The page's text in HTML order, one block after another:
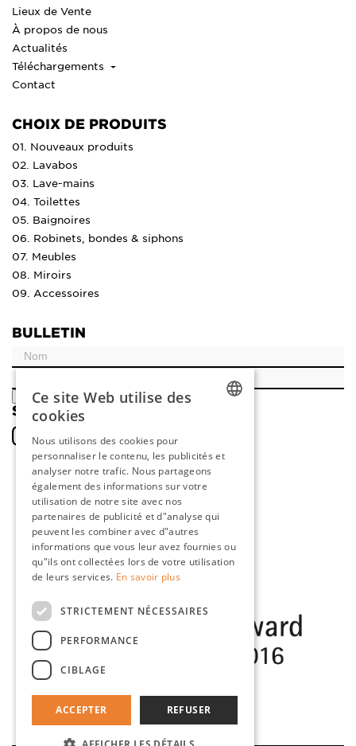
Lieux de Vente
À propos de nous
Actualités
Téléchargements
Contact
CHOIX DE PRODUITS
01. Nouveaux produits
02. Lavabos
03. Lave-mains
04. Toilettes
05. Baignoires
06. Robinets, bondes & siphons
07. Meubles
08. Miroirs
09. Accessoires
BULLETIN
ENREGISTRER
SOCIAL
ENGLISH
FRENCH
GERMAN
Ce site Web utilise des
cookies
Nous utilisons des cookies pour
personnaliser le contenu, les publicités et
analyser notre trafic. Nous partageons
également des informations sur votre
utilisation de notre site avec nos
partenaires de publicité et d"analyse qui
peuvent les combiner avec d"autres
informations que vous leur avez fournies ou
qu"ils ont collectées lors de votre utilisation
de leurs services. En savoir plus
STRICTEMENT NÉCESSAIRES
PERFORMANCE
CIBLAGE
ACCEPTER REFUSER